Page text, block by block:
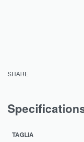
SHARE
TAGLIA